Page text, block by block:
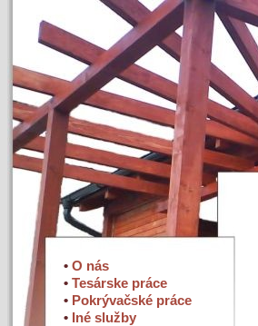
• O nás
• Tesárske práce
• Pokrývačské práce
• Iné služby